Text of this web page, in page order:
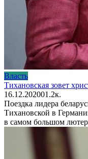
Власть
Тихановская зовет
16.12.202001.2к.
Поездка лидера
Тихановской в
в самом большом